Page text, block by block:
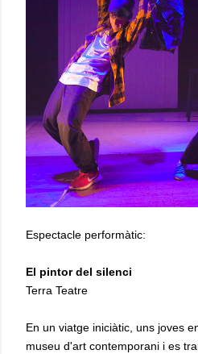
Espectacle performàtic:
El pintor del silenci
Terra Teatre
En un viatge iniciàtic, uns joves
museu d'art contemporani i es